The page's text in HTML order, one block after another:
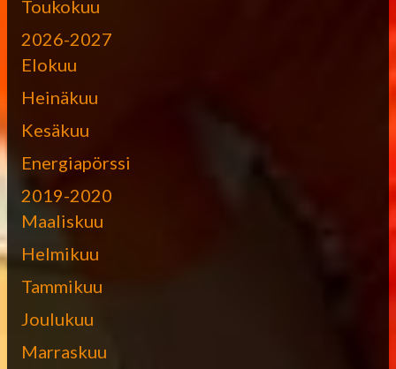
Toukokuu
2026-2027
Elokuu
Heinäkuu
Kesäkuu
Energiapörssi
2019-2020
Maaliskuu
Helmikuu
Tammikuu
Joulukuu
Marraskuu